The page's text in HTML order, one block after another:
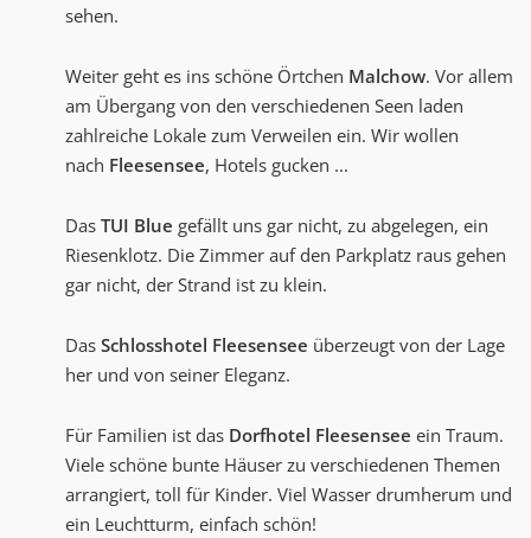
sehen.
Weiter geht es ins schöne Örtchen Malchow. Vor allem
am Übergang von den verschiedenen Seen laden
zahlreiche Lokale zum Verweilen ein. Wir wollen
nach Fleesensee, Hotels gucken ...
Das TUI Blue gefällt uns gar nicht, zu abgelegen, ein
Riesenklotz. Die Zimmer auf den Parkplatz raus gehen
gar nicht, der Strand ist zu klein.
Das Schlosshotel Fleesensee überzeugt von der Lage
her und von seiner Eleganz.
Für Familien ist das Dorfhotel Fleesensee ein Traum.
Viele schöne bunte Häuser zu verschiedenen Themen
arrangiert, toll für Kinder. Viel Wasser drumherum und
ein Leuchtturm, einfach schön!